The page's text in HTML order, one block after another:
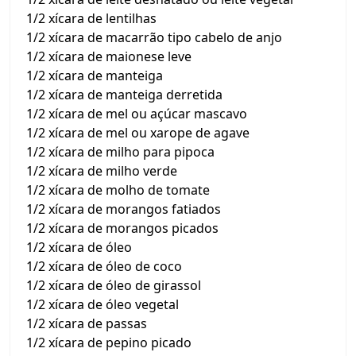
1/2 xícara de lentilhas
1/2 xícara de macarrão tipo cabelo de anjo
1/2 xícara de maionese leve
1/2 xícara de manteiga
1/2 xícara de manteiga derretida
1/2 xícara de mel ou açúcar mascavo
1/2 xícara de mel ou xarope de agave
1/2 xícara de milho para pipoca
1/2 xícara de milho verde
1/2 xícara de molho de tomate
1/2 xícara de morangos fatiados
1/2 xícara de morangos picados
1/2 xícara de óleo
1/2 xícara de óleo de coco
1/2 xícara de óleo de girassol
1/2 xícara de óleo vegetal
1/2 xícara de passas
1/2 xícara de pepino picado